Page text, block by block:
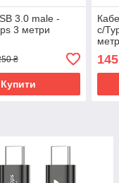
3.0 male -
3 метри
₴
Купити
c/
145